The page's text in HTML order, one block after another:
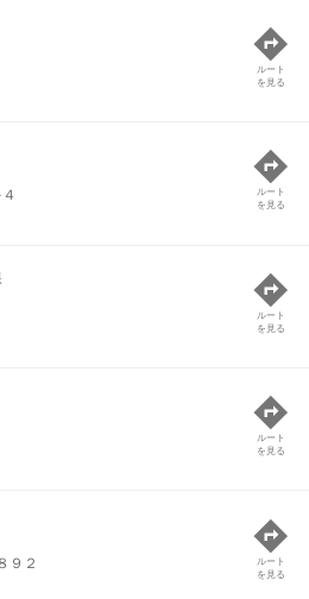
ルート
を見る
ルート
を見る
ルート
を見る
ルート
を見る
９２
ルート
を見る